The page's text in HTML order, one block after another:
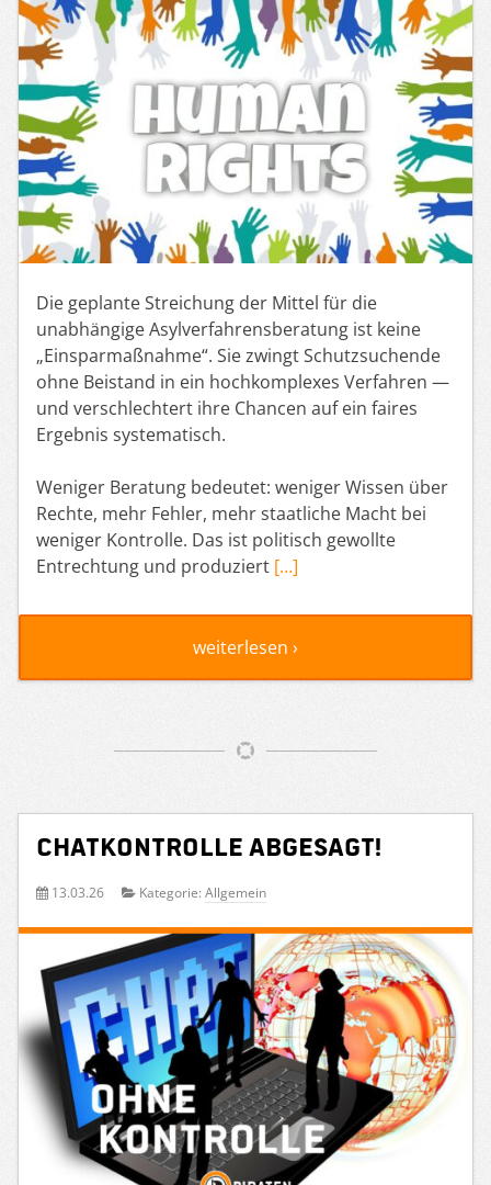
Die geplante Streichung der Mittel für die
unabhängige Asylverfahrensberatung ist keine
„Einsparmaßnahme“. Sie zwingt Schutzsuchende
ohne Beistand in ein hochkomplexes Verfahren —
und verschlechtert ihre Chancen auf ein faires
Ergebnis systematisch.
Weniger Beratung bedeutet: weniger Wissen über
Rechte, mehr Fehler, mehr staatliche Macht bei
weniger Kontrolle. Das ist politisch gewollte
Entrechtung und produziert […]
weiterlesen ›
Chatkontrolle abgesagt!
13.03.26 Kategorie: Allgemein